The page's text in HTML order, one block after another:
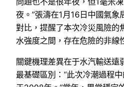
夜。”張濤在1月16日中國氣象
對比，提醒了本次冷災風險
水強度之間，存在危險的非線
關鍵機理差異在于水汽輸送
最基礎區別：“此次冷潮過程